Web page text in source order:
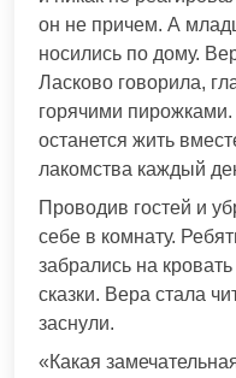
он не причем. А
носились по дому.
Ласково говорила,
горячими пирожками.
останется жить
лакомства каждый
Проводив гостей и
себе в комнату.
забрались на
сказки. Вера стала
заснули.
«Какая